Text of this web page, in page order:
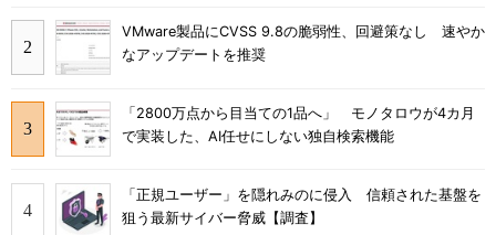
VMware製品にCVSS 9.8の脆弱性、回避策なし 速やか
なアップデートを推奨
「2800万点から目当ての1品へ」 モノタロウが4カ月
で実装した、AI任せにしない独自検索機能
「正規ユーザー」を隠れみのに侵入 信頼された基盤を
狙う最新サイバー脅威【調査】